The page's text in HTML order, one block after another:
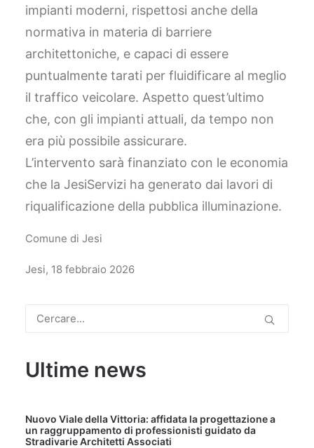
impianti moderni, rispettosi anche della
normativa in materia di barriere
architettoniche, e capaci di essere
puntualmente tarati per fluidificare al meglio
il traffico veicolare. Aspetto quest’ultimo
che, con gli impianti attuali, da tempo non
era più possibile assicurare.
L’intervento sarà finanziato con le economia
che la JesiServizi ha generato dai lavori di
riqualificazione della pubblica illuminazione.
Comune di Jesi
Jesi, 18 febbraio 2026
Ultime news
Nuovo Viale della Vittoria: affidata la progettazione a
un raggruppamento di professionisti guidato da
Stradivarie Architetti Associati